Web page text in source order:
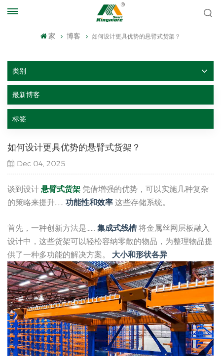
家 博客 如何设计更具优势的悬臂式货架？
类别
最新博客
标签
如何设计更具优势的悬臂式货架？
Dec 04, 2025
谈到设计 悬臂式货架 凭借增强的优势，可以实施几种复杂
的策略来提升…… 功能性和效率 这些存储系统。
首先，一种创新方法是…… 集成式线槽 将金属丝网层板融入
设计中，这些货架可以轻松容纳零散的物品，为整理物品提
供了一种多功能的解决方案。 大小和形状各异.